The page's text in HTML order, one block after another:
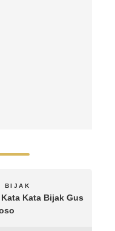
BIJAK
Kata Bijak Gus